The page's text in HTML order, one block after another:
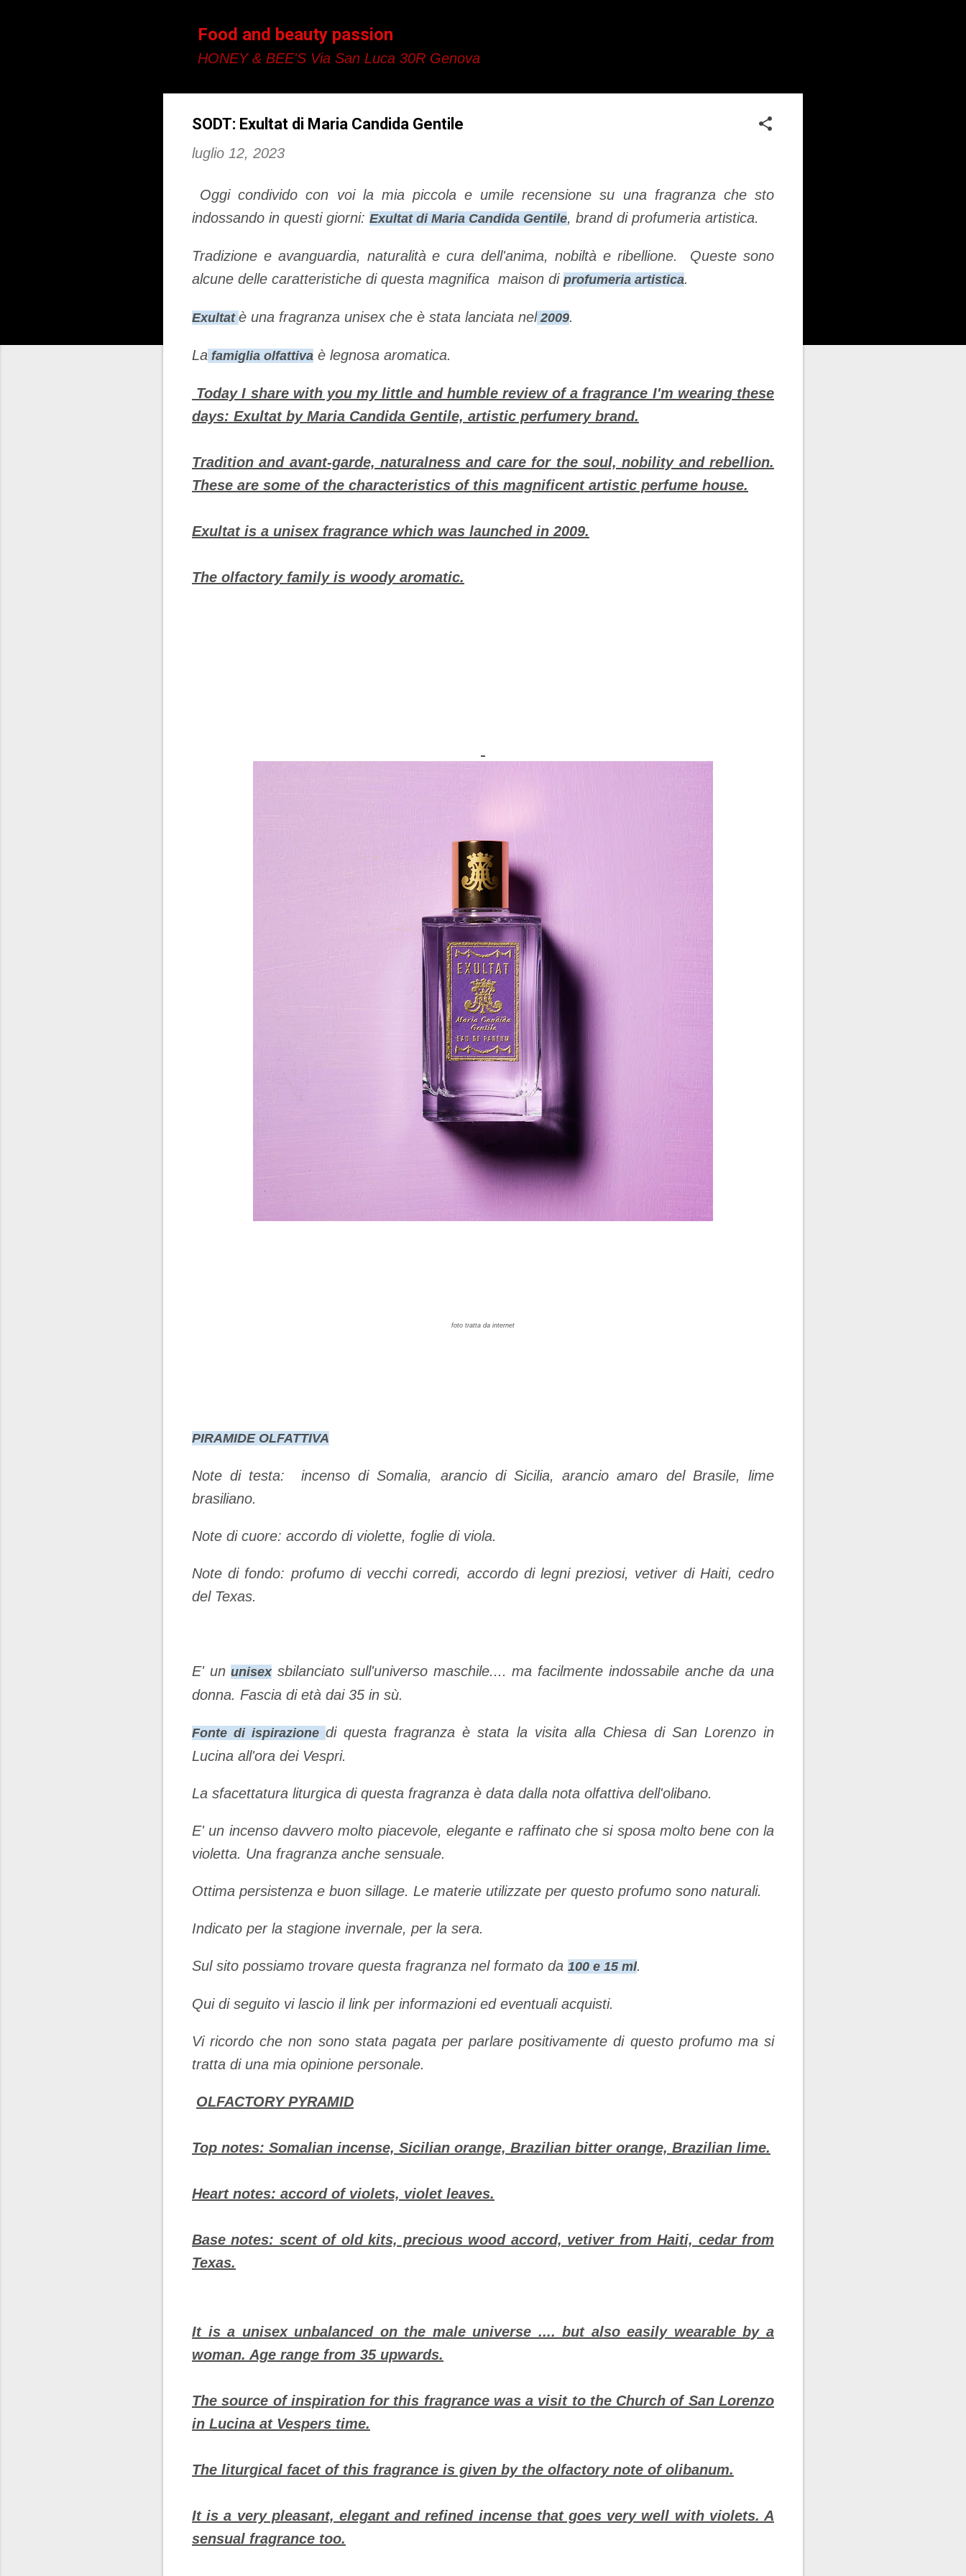
Food and beauty passion
HONEY & BEE'S Via San Luca 30R Genova
SODT: Exultat di Maria Candida Gentile
luglio 12, 2023
Oggi condivido con voi la mia piccola e umile recensione su una fragranza che sto
indossando in questi giorni: Exultat di Maria Candida Gentile, brand di profumeria artistica.
Tradizione e avanguardia, naturalità e cura dell'anima, nobiltà e ribellione. Queste sono
alcune delle caratteristiche di questa magnifica maison di profumeria artistica.
Exultat è una fragranza unisex che è stata lanciata nel 2009.
La famiglia olfattiva è legnosa aromatica.
Today I share with you my little and humble review of a fragrance I'm wearing these
days: Exultat by Maria Candida Gentile, artistic perfumery brand.
Tradition and avant-garde, naturalness and care for the soul, nobility and rebellion.
These are some of the characteristics of this magnificent artistic perfume house.
Exultat is a unisex fragrance which was launched in 2009.
The olfactory family is woody aromatic.
foto tratta da internet
PIRAMIDE OLFATTIVA
Note di testa: incenso di Somalia, arancio di Sicilia, arancio amaro del Brasile, lime
brasiliano.
Note di cuore: accordo di violette, foglie di viola.
Note di fondo: profumo di vecchi corredi, accordo di legni preziosi, vetiver di Haiti, cedro
del Texas.
E' ununisexsbilanciato sull'universo maschile.... ma facilmente indossabile anche da una
donna. Fascia di età dai 35 in sù.
Fonte di ispirazionedi questa fragranza è stata la visita alla Chiesa di San Lorenzo in
Lucina all'ora dei Vespri.
La sfacettatura liturgica di questa fragranza è data dalla nota olfattiva dell'olibano.
E' un incenso davvero molto piacevole, elegante e raffinato che si sposa molto bene con la
violetta. Una fragranza anche sensuale.
Ottima persistenza e buon sillage. Le materie utilizzate per questo profumo sono naturali.
Indicato per la stagione invernale, per la sera.
Sul sito possiamo trovare questa fragranza nel formato da 100 e 15 ml.
Qui di seguito vi lascio il link per informazioni ed eventuali acquisti.
Vi ricordo che non sono stata pagata per parlare positivamente di questo profumo ma si
tratta di una mia opinione personale.
OLFACTORY PYRAMID
Top notes: Somalian incense, Sicilian orange, Brazilian bitter orange, Brazilian lime.
Heart notes: accord of violets, violet leaves.
Base notes: scent of old kits, precious wood accord, vetiver from Haiti, cedar from
Texas.
It is a unisex unbalanced on the male universe .... but also easily wearable by a
woman. Age range from 35 upwards.
The source of inspiration for this fragrance was a visit to the Church of San Lorenzo
in Lucina at Vespers time.
The liturgical facet of this fragrance is given by the olfactory note of olibanum.
It is a very pleasant, elegant and refined incense that goes very well with violets. A
sensual fragrance too.